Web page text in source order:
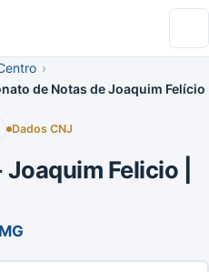
de Notas de Joaquim Felício
Dados CNJ
Felicio |
MG